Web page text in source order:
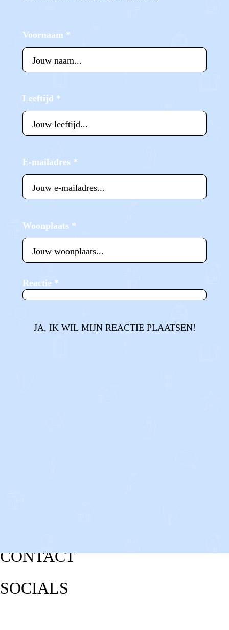
Voornaam *
Leeftijd *
E-mailadres *
Woonplaats *
Reactie *
JA, IK WIL MIJN REACTIE PLAATSEN!
CONTACT
SOCIALS